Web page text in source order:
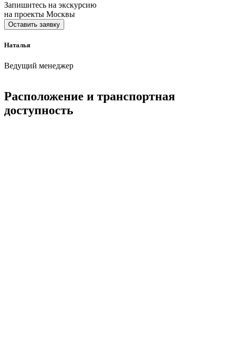
Запишитесь на экскурсию
на проекты Москвы
Оставить заявку
Наталья
Ведущий менеджер
Расположение и транспортная
доступность